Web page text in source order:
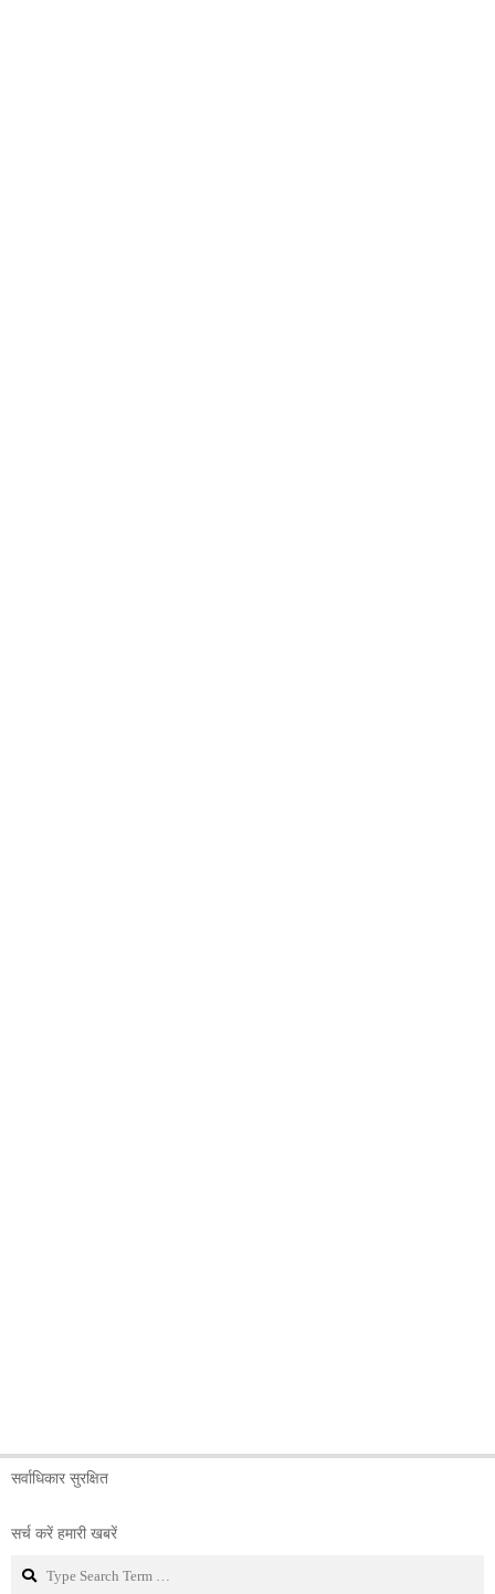
सर्वाधिकार सुरक्षित
सर्च करें हमारी खबरें